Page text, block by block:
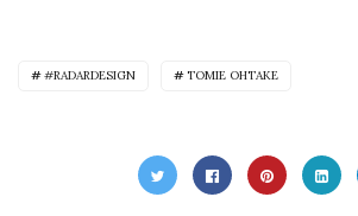
#RADARDESIGN TOMIE OHTAKE